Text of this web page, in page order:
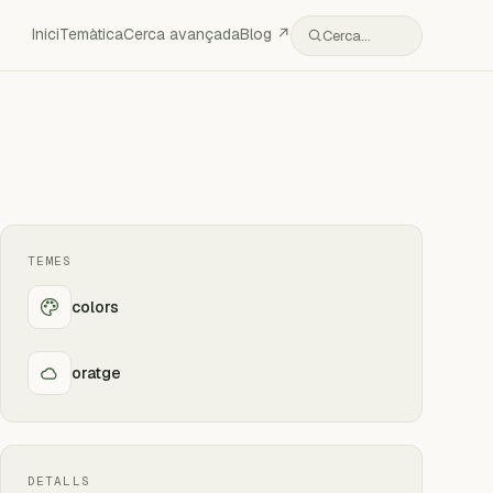
IniciTemàticaCerca avançadaBlog ↗ Cerca…
TEMES
colors
oratge
DETALLS